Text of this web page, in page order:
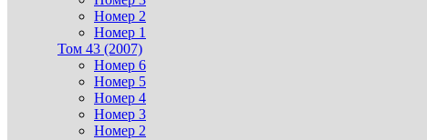
Номер 2
Номер 1
Том 43 (2007)
Номер 6
Номер 5
Номер 4
Номер 3
Номер 2